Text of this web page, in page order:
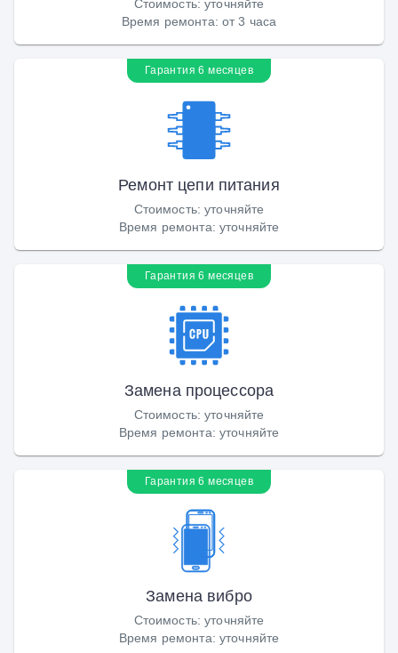
Стоимость:уточняйте
Время ремонта: от 3 часа
Гарантия 6 месяцев
Ремонт цепи питания
Стоимость:уточняйте
Время ремонта: уточняйте
Гарантия 6 месяцев
Замена процессора
Стоимость:уточняйте
Время ремонта: уточняйте
Гарантия 6 месяцев
Замена вибро
Стоимость:уточняйте
Время ремонта: уточняйте